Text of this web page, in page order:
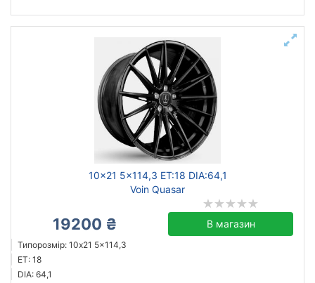
10x21 5x114,3 ET:18 DIA:64,1
Voin Quasar
19200 ₴ В магазин
Типорозмір: 10x21 5x114,3
ET: 18
DIA: 64,1